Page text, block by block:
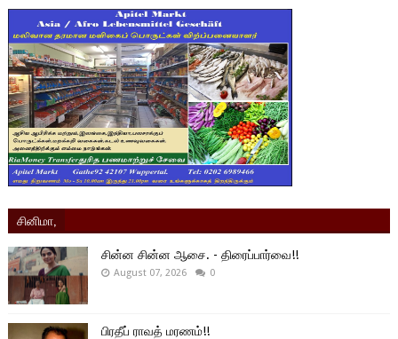
சினிமா,
சின்ன சின்ன ஆசை. - திரைப்பார்வை!!
August 07, 2026 0
பிரதீப் ராவத் மரணம்!!